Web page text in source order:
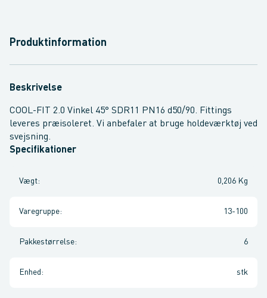
Produktinformation
Beskrivelse
COOL-FIT 2.0 Vinkel 45° SDR11 PN16 d50/90. Fittings
leveres præisoleret. Vi anbefaler at bruge holdeværktøj ved
svejsning.
Specifikationer
Vægt: 0,206 Kg
Varegruppe: 13-100
Pakkestørrelse: 6
Enhed : stk